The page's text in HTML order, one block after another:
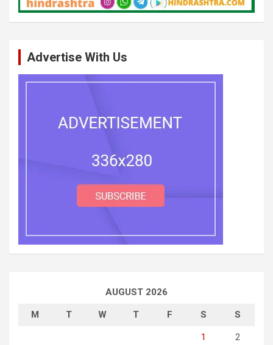
Advertise With Us
AUGUST 2026
M T W T F S S
1 2